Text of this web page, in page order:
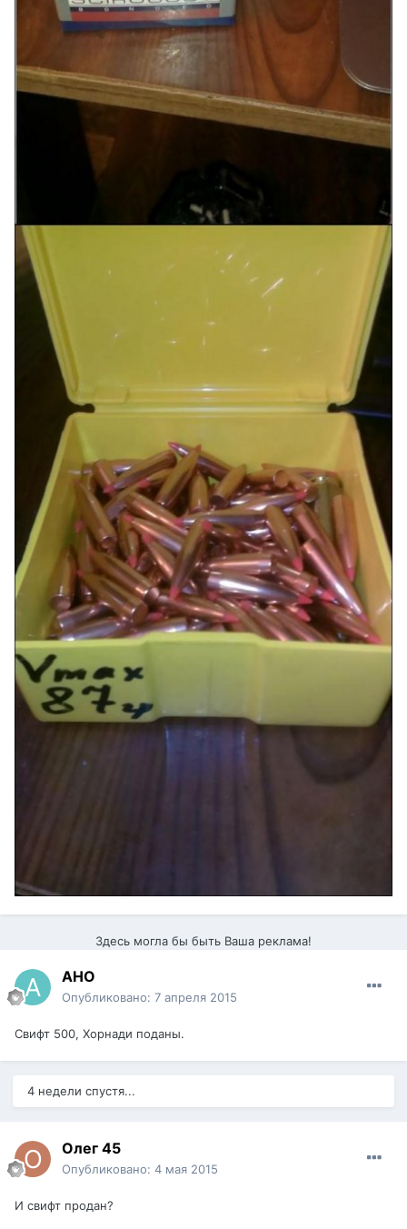
Здесь могла бы быть Ваша реклама!
АНО
Опубликовано: 7 апреля 2015
Свифт 500, Хорнади поданы.
4 недели спустя...
Олег 45
Опубликовано: 4 мая 2015
И свифт продан?